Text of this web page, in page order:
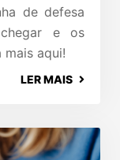
de defesa
e os
aqui!
LER MAIS